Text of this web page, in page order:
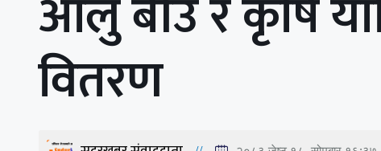
आलु बीउ र कृषि
वितरण